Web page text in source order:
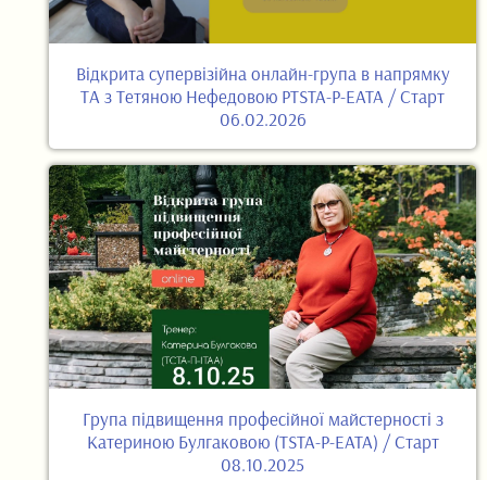
Відкрита супервізійна онлайн-група в напрямку
ТА з Тетяною Нефедовою PTSTA-P-EATA / Старт
06.02.2026
Група підвищення професійної майстерності з
Катериною Булгаковою (TSTA-P-EATA) / Старт
08.10.2025